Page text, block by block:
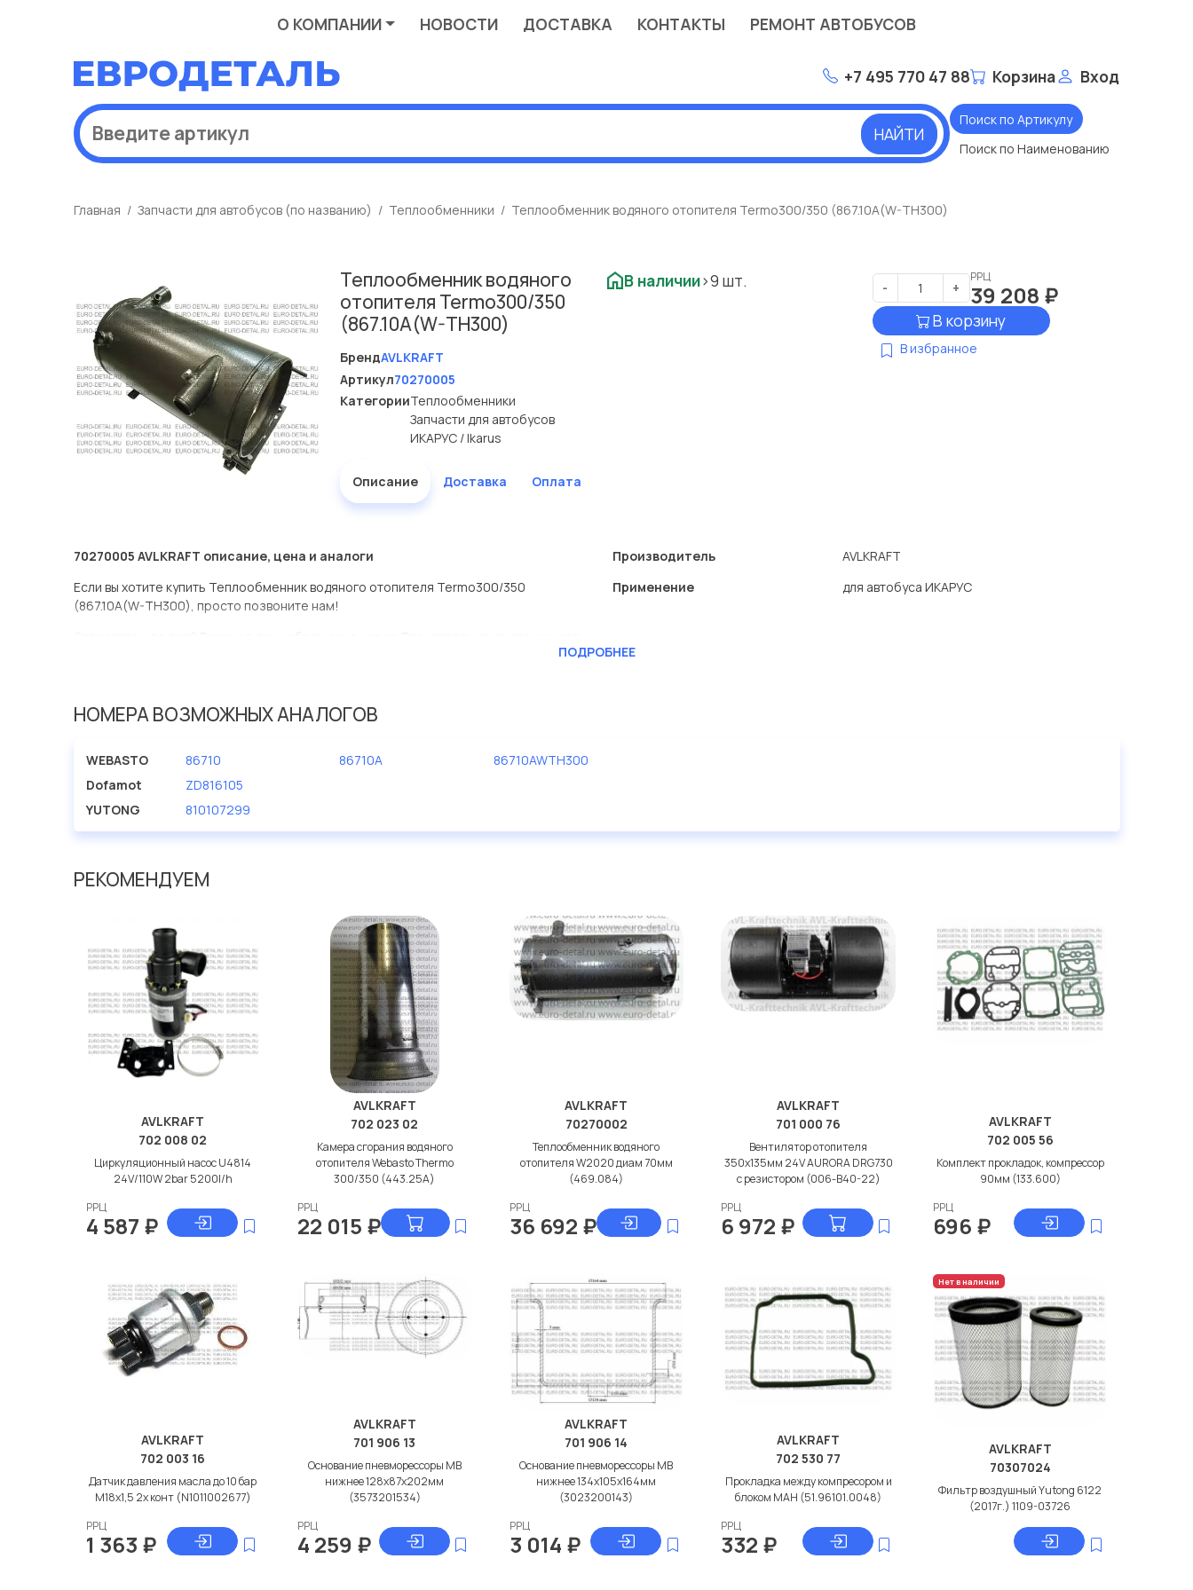
О КОМПАНИИ НОВОСТИ ДОСТАВКА КОНТАКТЫ РЕМОНТ АВТОБУСОВ
+7 495 770 47 88 Корзина Вход
НАЙТИ
Поиск по Артикулу
Поиск по Наименованию
Главная Запчасти для автобусов (по названию) Теплообменники Теплообменник водяного отопителя Termo300/350 (867.10А(W-TH300)
Теплообменник водяного
отопителя Termo300/350
(867.10А(W-TH300)
БрендAVLKRAFT
Артикул70270005
КатегорииТеплообменники
Запчасти для автобусов
ИКАРУС / Ikarus
В наличии>9 шт. - +
РРЦ
39 208 ₽
В корзину
В избранное
Описание Доставка Оплата
70270005 AVLKRAFT описание, цена и аналоги
Если вы хотите купить Теплообменник водяного отопителя Termo300/350
(867.10А(W-TH300), просто позвоните нам!
У данной детали есть аналоги с номерами, убедитесь сами.
компании Евродеталь представлены в большом ассортименте.
производителя AVLKRAFT.
Производитель
AVLKRAFT
Применение
для автобуса ИКАРУС
ПОДРОБНЕЕ
НОМЕРА ВОЗМОЖНЫХ АНАЛОГОВ
WEBASTO 86710 86710A
86710AWTH300
Dofamot
ZD816105
YUTONG
810107299
РЕКОМЕНДУЕМ
AVLKRAFT
702 008 02
Циркуляционный насос U4814
24V/110W 2bar 5200l/h
РРЦ
4 587 ₽
AVLKRAFT
702 023 02
Камера сгорания водяного
отопителя Webasto Thermo
300/350 (443.25A)
РРЦ
22 015 ₽
AVLKRAFT
70270002
Теплообменник водяного
отопителя W2020 диам 70мм
(469.084)
РРЦ
36 692 ₽
AVLKRAFT
701 000 76
Вентилятор отопителя
350x135мм 24V AURORA DRG730
с резистором (006-B40-22)
РРЦ
6 972 ₽
AVLKRAFT
702 005 56
Комплект прокладок, компрессор
90мм (133.600)
РРЦ
696 ₽
AVLKRAFT
702 003 16
Датчик давления масла до 10 бар
M18x1,5 2х конт (N1011002677)
РРЦ
1 363 ₽
AVLKRAFT
701 906 13
Основание пневморессоры МВ
нижнее 128x87x202мм
(3573201534)
РРЦ
4 259 ₽
AVLKRAFT
701 906 14
Основание пневморессоры МВ
нижнее 134x105x164мм
(3023200143)
РРЦ
3 014 ₽
AVLKRAFT
702 530 77
Прокладка между компресором и
блоком МАН (51.96101.0048)
РРЦ
332 ₽
Нет в наличии
AVLKRAFT
70307024
Фильтр воздушный Yutong 6122
(2017г.) 1109-03726